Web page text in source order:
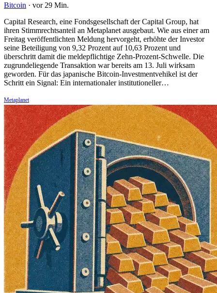
Bitcoin · vor 29 Min.
Capital Research, eine Fondsgesellschaft der Capital Group, hat
ihren Stimmrechtsanteil an Metaplanet ausgebaut. Wie aus einer am
Freitag veröffentlichten Meldung hervorgeht, erhöhte der Investor
seine Beteiligung von 9,32 Prozent auf 10,63 Prozent und
überschritt damit die meldepflichtige Zehn-Prozent-Schwelle. Die
zugrundeliegende Transaktion war bereits am 13. Juli wirksam
geworden. Für das japanische Bitcoin-Investmentvehikel ist der
Schritt ein Signal: Ein internationaler institutioneller…
Metaplanet